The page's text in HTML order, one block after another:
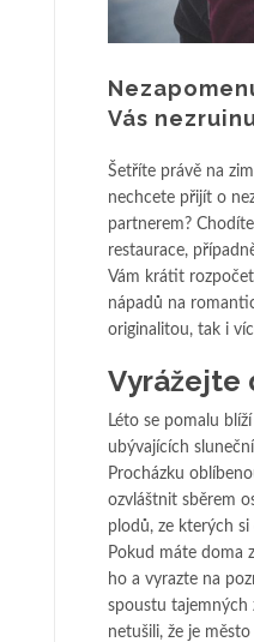
Vás
Šetříte právě na
nechcete přijít o
partnerem?
restaurace,
Vám krátit
nápadů na
originalitou, tak i
Vyrážejte
Léto se pomalu
ubývajících
Procházku
ozvláštnit sběrem
plodů, ze kterých
Pokud máte doma
ho a vyrazte na
spoustu tajemných
netušili, že je